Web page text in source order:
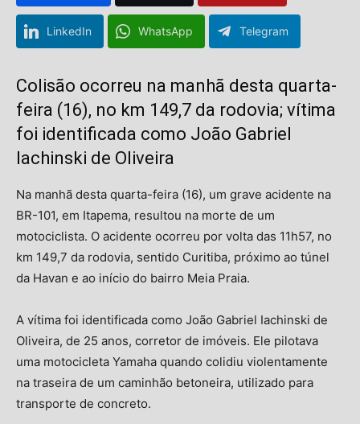
LinkedIn WhatsApp Telegram
Colisão ocorreu na manhã desta quarta-
feira (16), no km 149,7 da rodovia; vítima
foi identificada como João Gabriel
Iachinski de Oliveira
Na manhã desta quarta-feira (16), um grave acidente na
BR-101, em Itapema, resultou na morte de um
motociclista. O acidente ocorreu por volta das 11h57, no
km 149,7 da rodovia, sentido Curitiba, próximo ao túnel
da Havan e ao início do bairro Meia Praia.
A vítima foi identificada como João Gabriel Iachinski de
Oliveira, de 25 anos, corretor de imóveis. Ele pilotava
uma motocicleta Yamaha quando colidiu violentamente
na traseira de um caminhão betoneira, utilizado para
transporte de concreto.